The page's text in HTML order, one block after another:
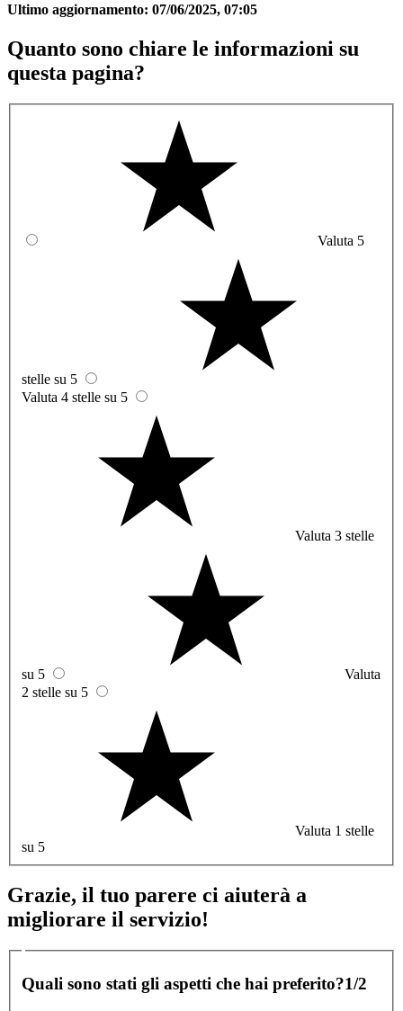
Ultimo aggiornamento: 07/06/2025, 07:05
Quanto sono chiare le informazioni su
questa pagina?
Valuta 5
stelle su 5
Valuta 4 stelle su 5
Valuta 3 stelle
su 5
Valuta
2 stelle su 5
Valuta 1 stelle
su 5
Grazie, il tuo parere ci aiuterà a
migliorare il servizio!
Quali sono stati gli aspetti che hai preferito?1/2